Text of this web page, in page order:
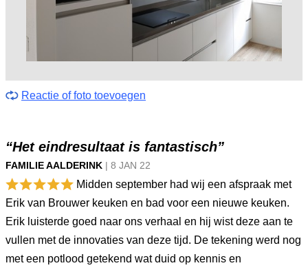
Reactie of foto toevoegen
“Het eindresultaat is fantastisch”
FAMILIE AALDERINK | 8 JAN 22
Midden september had wij een afspraak met
Erik van Brouwer keuken en bad voor een nieuwe keuken.
Erik luisterde goed naar ons verhaal en hij wist deze aan te
vullen met de innovaties van deze tijd. De tekening werd nog
met een potlood getekend wat duid op kennis en